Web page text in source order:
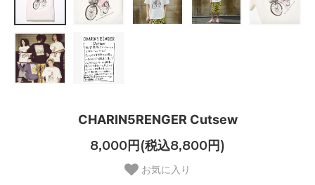
CHARIN5RENGER Cutsew
8,000円(税込8,800円)
お気に入り